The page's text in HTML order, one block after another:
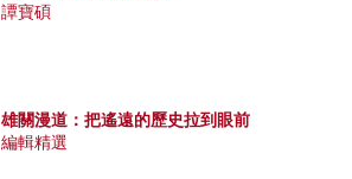
譚寶碩
雄關漫道：把遙遠的歷史拉到眼前
編輯精選